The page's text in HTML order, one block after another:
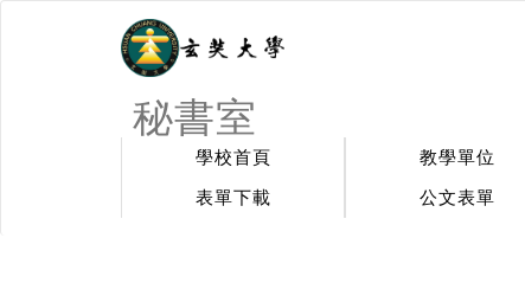
秘書室
學校首頁 教學單位
表單下載
公文表單